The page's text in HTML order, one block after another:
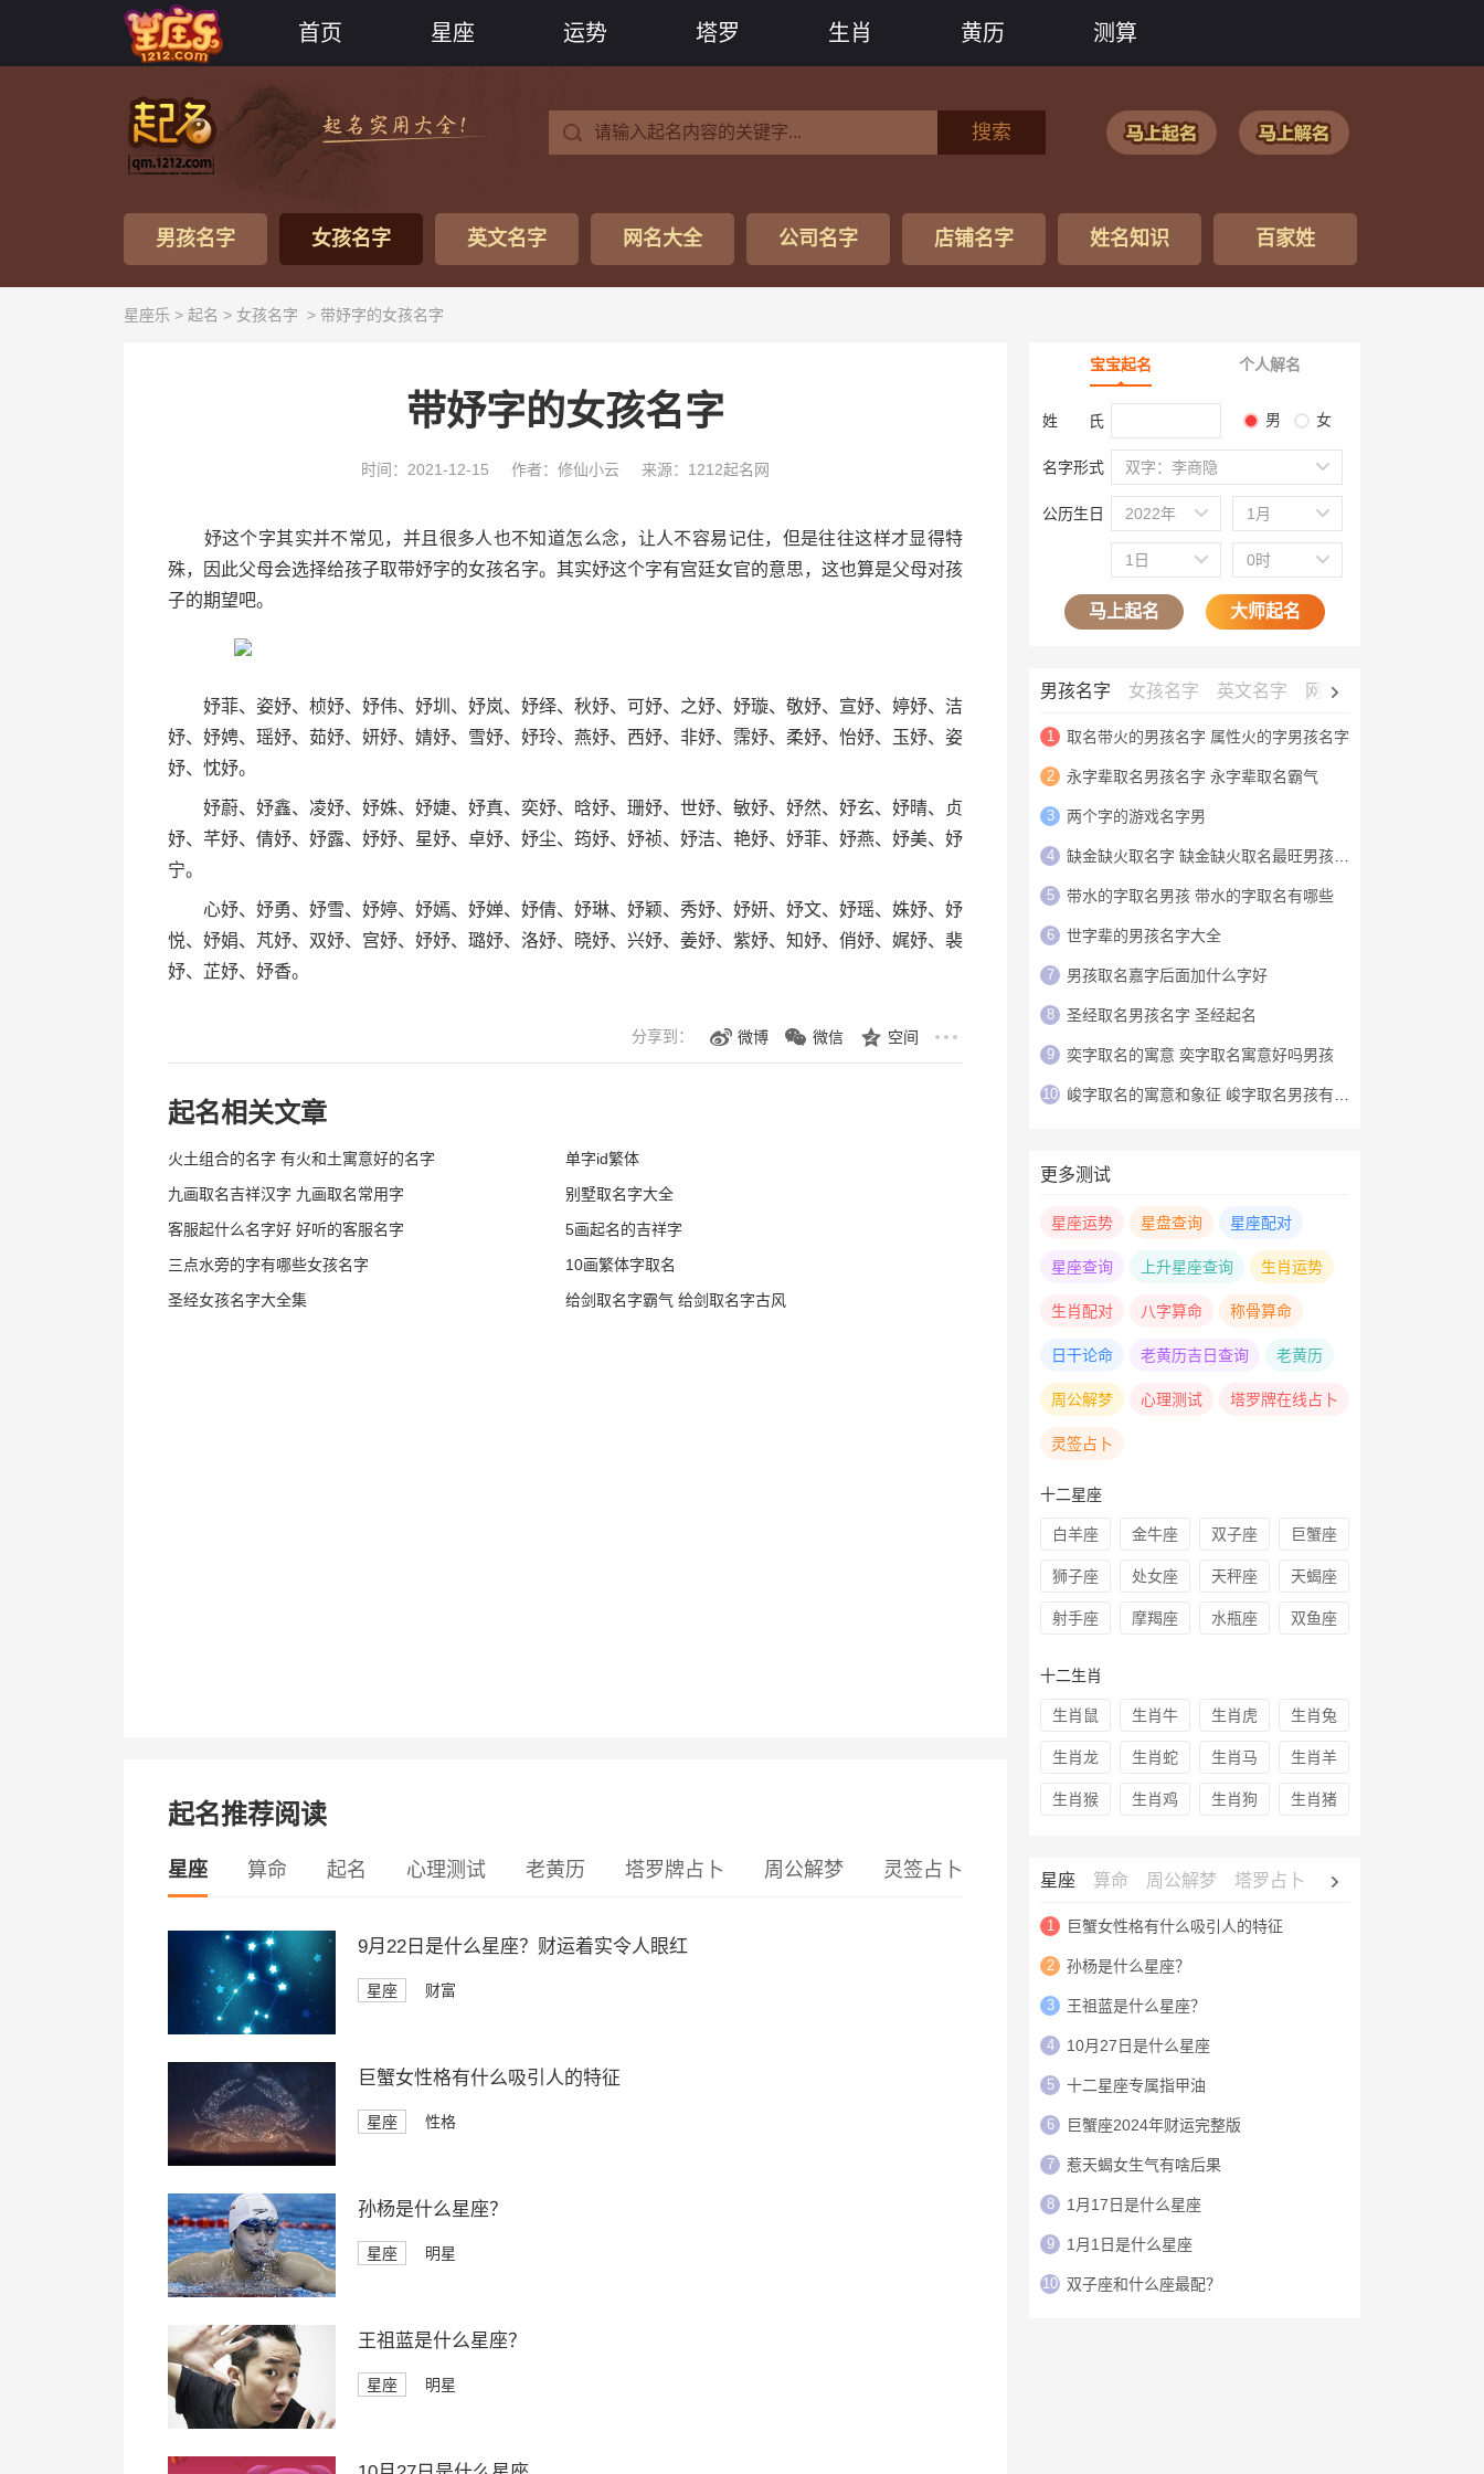
首页 星座 运势 塔罗 生肖 黄历 测算
搜索
男孩名字 女孩名字 英文名字 网名大全 公司名字 店铺名字 姓名知识 百家姓
星座乐 > 起名 > 女孩名字 > 带妤字的女孩名字
带妤字的女孩名字
时间：2021-12-15 作者：修仙小云 来源：1212起名网
妤这个字其实并不常见，并且很多人也不知道怎么念，让人不容易记住，但是往往这样才显得特
殊，因此父母会选择给孩子取带妤字的女孩名字。其实妤这个字有宫廷女官的意思，这也算是父母对孩
子的期望吧。
妤菲、姿妤、桢妤、妤伟、妤圳、妤岚、妤绎、秋妤、可妤、之妤、妤璇、敬妤、宣妤、婷妤、洁
妤、妤娉、瑶妤、茹妤、妍妤、婧妤、雪妤、妤玲、燕妤、西妤、非妤、霈妤、柔妤、怡妤、玉妤、姿
妤、忱妤。
妤蔚、妤鑫、凌妤、妤姝、妤婕、妤真、奕妤、晗妤、珊妤、世妤、敏妤、妤然、妤玄、妤晴、贞
妤、芊妤、倩妤、妤露、妤妤、星妤、卓妤、妤尘、筠妤、妤祯、妤洁、艳妤、妤菲、妤燕、妤美、妤
宁。
心妤、妤勇、妤雪、妤婷、妤嫣、妤婵、妤倩、妤琳、妤颖、秀妤、妤妍、妤文、妤瑶、姝妤、妤
悦、妤娟、芃妤、双妤、宫妤、妤妤、璐妤、洛妤、晓妤、兴妤、姜妤、紫妤、知妤、俏妤、娓妤、裴
妤、芷妤、妤香。
分享到： 微博 微信 空间
起名相关文章
火土组合的名字 有火和土寓意好的名字
单字id繁体
九画取名吉祥汉字 九画取名常用字
别墅取名字大全
客服起什么名字好 好听的客服名字
5画起名的吉祥字
三点水旁的字有哪些女孩名字
10画繁体字取名
圣经女孩名字大全集
给剑取名字霸气 给剑取名字古风
起名推荐阅读
星座 算命 起名 心理测试 老黄历 塔罗牌占卜 周公解梦 灵签占卜
9月22日是什么星座？财运着实令人眼红
星座 财富
巨蟹女性格有什么吸引人的特征
星座 性格
孙杨是什么星座？
星座 明星
王祖蓝是什么星座？
星座 明星
宝宝起名 个人解名
姓 氏 男 女
名字形式 双字：李商隐
公历生日 2022年 1月
1日 0时
马上起名 大师起名
男孩名字 女孩名字 英文名字 网名大全
1 取名带火的男孩名字 属性火的字男孩名字
2 永字辈取名男孩名字 永字辈取名霸气
3 两个字的游戏名字男
4 缺金缺火取名字 缺金缺火取名最旺男孩名字
5 带水的字取名男孩 带水的字取名有哪些
6 世字辈的男孩名字大全
7 男孩取名嘉字后面加什么字好
8 圣经取名男孩名字 圣经起名
9 奕字取名的寓意 奕字取名寓意好吗男孩
10 峻字取名的寓意和象征 峻字取名男孩有寓意
更多测试
星座运势 星盘查询 星座配对
星座查询 上升星座查询 生肖运势
生肖配对 八字算命 称骨算命
日干论命 老黄历吉日查询 老黄历
周公解梦 心理测试 塔罗牌在线占卜
灵签占卜
十二星座
白羊座 金牛座 双子座 巨蟹座
狮子座 处女座 天秤座 天蝎座
射手座 摩羯座 水瓶座 双鱼座
十二生肖
生肖鼠 生肖牛 生肖虎 生肖兔
生肖龙 生肖蛇 生肖马 生肖羊
生肖猴 生肖鸡 生肖狗 生肖猪
星座 算命 周公解梦 塔罗占卜 心理测试
1 巨蟹女性格有什么吸引人的特征
2 孙杨是什么星座？
3 王祖蓝是什么星座？
4 10月27日是什么星座
5 十二星座专属指甲油
6 巨蟹座2024年财运完整版
7 惹天蝎女生气有啥后果
8 1月17日是什么星座
9 1月1日是什么星座
10 双子座和什么座最配？